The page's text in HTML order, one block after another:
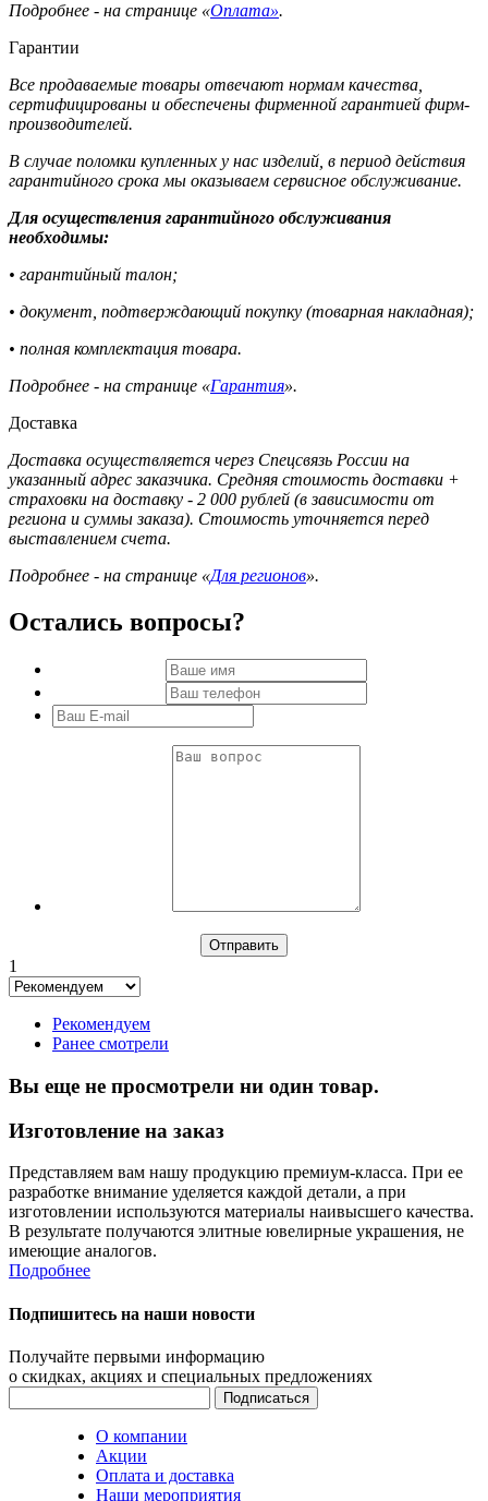
Подробнее - на странице «Оплата».
Гарантии
Все продаваемые товары отвечают нормам качества,
сертифицированы и обеспечены фирменной гарантией фирм-
производителей.
В случае поломки купленных у нас изделий, в период действия
гарантийного срока мы оказываем сервисное обслуживание.
Для осуществления гарантийного обслуживания
необходимы:
• гарантийный талон;
• документ, подтверждающий покупку (товарная накладная);
• полная комплектация товара.
Подробнее - на странице «Гарантия».
Доставка
Доставка осуществляется через Спецсвязь России на
указанный адрес заказчика. Средняя стоимость доставки +
страховки на доставку - 2 000 рублей (в зависимости от
региона и суммы заказа). Стоимость уточняется перед
выставлением счета.
Подробнее - на странице «Для регионов».
Остались вопросы?
1
Рекомендуем
Ранее смотрели
Вы еще не просмотрели ни один товар.
Изготовление на заказ
Представляем вам нашу продукцию премиум-класса. При ее
разработке внимание уделяется каждой детали, а при
изготовлении используются материалы наивысшего качества.
В результате получаются элитные ювелирные украшения, не
имеющие аналогов.
Подробнее
Подпишитесь на наши новости
Получайте первыми информацию
о скидках, акциях и специальных предложениях
О компании
Акции
Оплата и доставка
Наши мероприятия